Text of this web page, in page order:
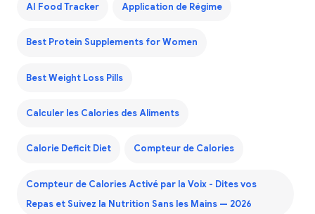
AI Food Tracker Application de Régime
Best Protein Supplements for Women
Best Weight Loss Pills
Calculer les Calories des Aliments
Calorie Deficit Diet Compteur de Calories
Compteur de Calories Activé par la Voix - Dites vos
Repas et Suivez la Nutrition Sans les Mains — 2026